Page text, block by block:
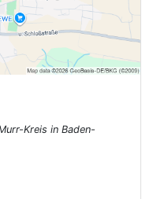
Kreis in Baden-